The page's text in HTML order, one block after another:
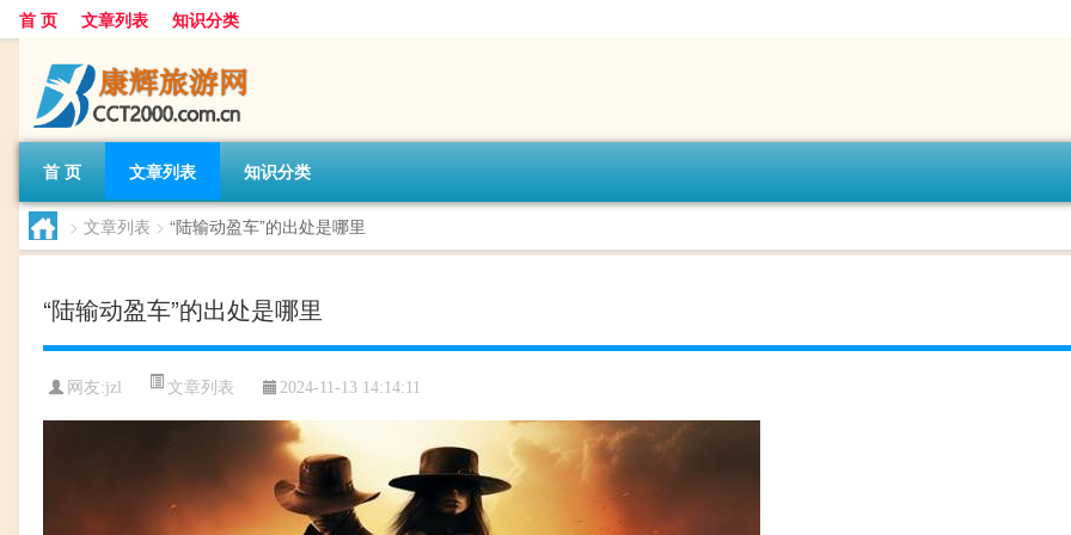
首 页 文章列表 知识分类
首 页 文章列表 知识分类
> 文章列表 > “陆输动盈车”的出处是哪里
“陆输动盈车”的出处是哪里
网友:jzl 文章列表 2024-11-13 14:14:11